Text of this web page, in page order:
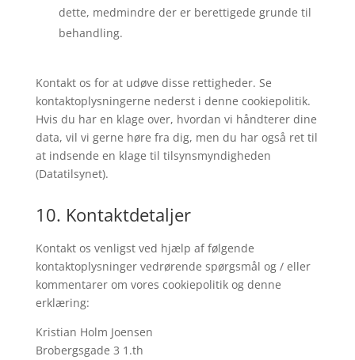
dette, medmindre der er berettigede grunde til
behandling.
Kontakt os for at udøve disse rettigheder. Se
kontaktoplysningerne nederst i denne cookiepolitik.
Hvis du har en klage over, hvordan vi håndterer dine
data, vil vi gerne høre fra dig, men du har også ret til
at indsende en klage til tilsynsmyndigheden
(Datatilsynet).
10. Kontaktdetaljer
Kontakt os venligst ved hjælp af følgende
kontaktoplysninger vedrørende spørgsmål og / eller
kommentarer om vores cookiepolitik og denne
erklæring:
Kristian Holm Joensen
Brobergsgade 3 1.th